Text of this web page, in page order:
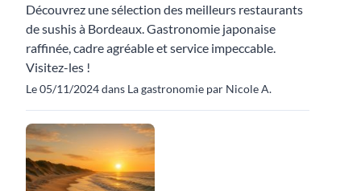
Découvrez une sélection des meilleurs restaurants
de sushis à Bordeaux. Gastronomie japonaise
raffinée, cadre agréable et service impeccable.
Visitez-les !
Le 05/11/2024 dans La gastronomie par Nicole A.